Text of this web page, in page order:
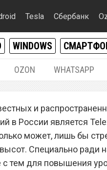
Tesla Сбербанк
WINDOWS
OZON WHATSAPP
Tele2
и
в России является
может, лишь бы
Специально ради
с тем для повышения